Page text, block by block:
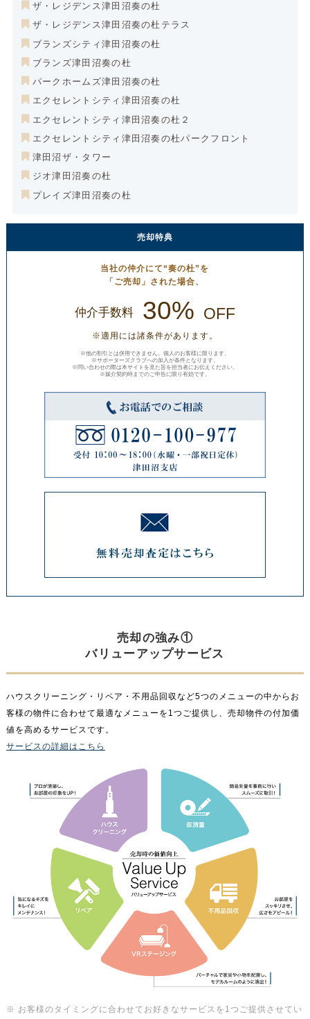
ザ・レジデンス津田沼奏の杜
ザ・レジデンス津田沼奏の杜テラス
ブランズシティ津田沼奏の杜
ブランズ津田沼奏の杜
パークホームズ津田沼奏の杜
エクセレントシティ津田沼奏の杜
エクセレントシティ津田沼奏の杜２
エクセレントシティ津田沼奏の杜パークフロント
津田沼ザ・タワー
ジオ津田沼奏の杜
プレイズ津田沼奏の杜
売却特典
当社の仲介にて“奏の杜”を
「ご売却」された場合、
仲介手数料 30% OFF
※適用には諸条件があります。
※他の割引とは併用できません。個人のお客様に限ります。
※サポーターズクラブへの加入が条件となります。
※問い合わせの際は本サイトを見た旨を担当者にお伝えください。
※媒介契約時までのご申告に限り有効です。
売却の強み①
バリューアップサービス
ハウスクリーニング・リペア・不用品回収など5つのメニューの中からお
客様の物件に合わせて最適なメニューを1つご提供し、売却物件の付加価
値を高めるサービスです。
サービスの詳細はこちら
※ お客様のタイミングに合わせてお好きなサービスを1つご提供させてい